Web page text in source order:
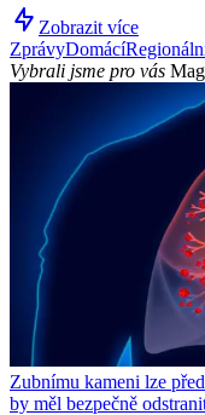
Zobrazit více
ZprávyDomácí
Vybrali jsme pro vás
Zubnímu kameni lze
by měl bezpečně